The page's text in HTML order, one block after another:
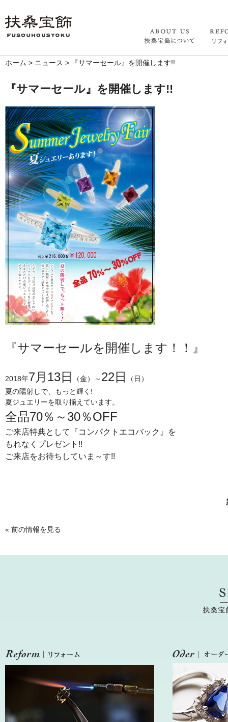
ホーム > ニュース > 『サマーセール』を開催します!!
『サマーセール』を開催します!!
『サマーセールを開催します！！』
2018年7月13日 （金）～ 22日
（日）
夏の陽射しで、もっと輝く!
夏ジュエリーを取り揃えています。
全品70％～30％OFF
ご来店特典として『コンパクトエコバック』を
もれなくプレゼント!!
ご来店をお待ちしていま～す!!
« 前の情報を見る